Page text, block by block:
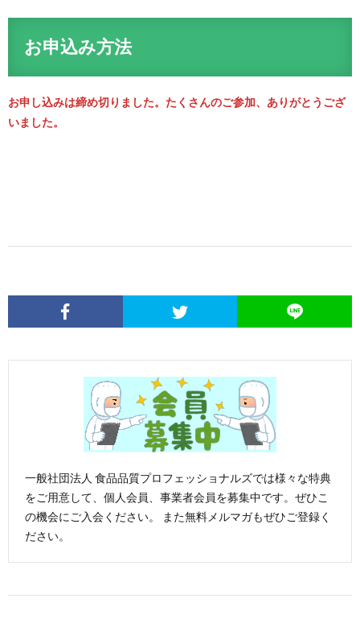
お申込み方法
お申し込みは締め切りました。たくさんのご参加、ありがとうござ
いました。
一般社団法人 食品品質プロフェッショナルズでは様々な特典
をご用意して、個人会員、事業者会員を募集中です。ぜひこ
の機会にご入会ください。 また無料メルマガもぜひご登録く
ださい。